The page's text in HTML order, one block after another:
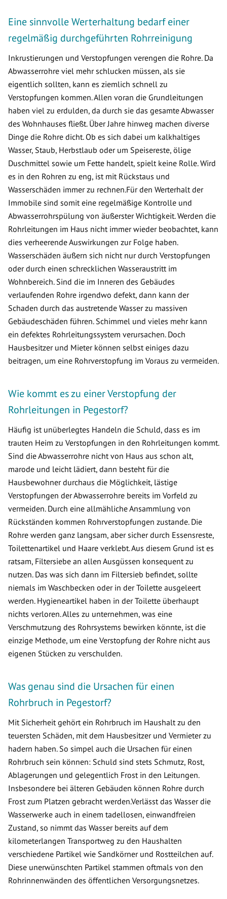
Eine sinnvolle Werterhaltung bedarf einer
regelmäßig durchgeführten Rohrreinigung
Inkrustierungen und Verstopfungen verengen die Rohre. Da
Abwasserrohre viel mehr schlucken müssen, als sie
eigentlich sollten, kann es ziemlich schnell zu
Verstopfungen kommen. Allen voran die Grundleitungen
haben viel zu erdulden, da durch sie das gesamte Abwasser
des Wohnhauses fließt. Über Jahre hinweg machen diverse
Dinge die Rohre dicht. Ob es sich dabei um kalkhaltiges
Wasser, Staub, Herbstlaub oder um Speisereste, ölige
Duschmittel sowie um Fette handelt, spielt keine Rolle. Wird
es in den Rohren zu eng, ist mit Rückstaus und
Wasserschäden immer zu rechnen.Für den Werterhalt der
Immobile sind somit eine regelmäßige Kontrolle und
Abwasserrohrspülung von äußerster Wichtigkeit. Werden die
Rohrleitungen im Haus nicht immer wieder beobachtet, kann
dies verheerende Auswirkungen zur Folge haben.
Wasserschäden äußern sich nicht nur durch Verstopfungen
oder durch einen schrecklichen Wasseraustritt im
Wohnbereich. Sind die im Inneren des Gebäudes
verlaufenden Rohre irgendwo defekt, dann kann der
Schaden durch das austretende Wasser zu massiven
Gebäudeschäden führen. Schimmel und vieles mehr kann
ein defektes Rohrleitungssystem verursachen. Doch
Hausbesitzer und Mieter können selbst einiges dazu
beitragen, um eine Rohrverstopfung im Voraus zu vermeiden.
Wie kommt es zu einer Verstopfung der
Rohrleitungen in Pegestorf?
Häufig ist unüberlegtes Handeln die Schuld, dass es im
trauten Heim zu Verstopfungen in den Rohrleitungen kommt.
Sind die Abwasserrohre nicht von Haus aus schon alt,
marode und leicht lädiert, dann besteht für die
Hausbewohner durchaus die Möglichkeit, lästige
Verstopfungen der Abwasserrohre bereits im Vorfeld zu
vermeiden. Durch eine allmähliche Ansammlung von
Rückständen kommen Rohrverstopfungen zustande. Die
Rohre werden ganz langsam, aber sicher durch Essensreste,
Toilettenartikel und Haare verklebt. Aus diesem Grund ist es
ratsam, Filtersiebe an allen Ausgüssen konsequent zu
nutzen. Das was sich dann im Filtersieb befindet, sollte
niemals im Waschbecken oder in der Toilette ausgeleert
werden. Hygieneartikel haben in der Toilette überhaupt
nichts verloren. Alles zu unternehmen, was eine
Verschmutzung des Rohrsystems bewirken könnte, ist die
einzige Methode, um eine Verstopfung der Rohre nicht aus
eigenen Stücken zu verschulden.
Was genau sind die Ursachen für einen
Rohrbruch in Pegestorf?
Mit Sicherheit gehört ein Rohrbruch im Haushalt zu den
teuersten Schäden, mit dem Hausbesitzer und Vermieter zu
hadern haben. So simpel auch die Ursachen für einen
Rohrbruch sein können: Schuld sind stets Schmutz, Rost,
Ablagerungen und gelegentlich Frost in den Leitungen.
Insbesondere bei älteren Gebäuden können Rohre durch
Frost zum Platzen gebracht werden.Verlässt das Wasser die
Wasserwerke auch in einem tadellosen, einwandfreien
Zustand, so nimmt das Wasser bereits auf dem
kilometerlangen Transportweg zu den Haushalten
verschiedene Partikel wie Sandkörner und Rostteilchen auf.
Diese unerwünschten Partikel stammen oftmals von den
Rohrinnenwänden des öffentlichen Versorgungsnetzes.